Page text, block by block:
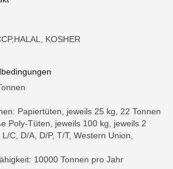
KOSHER
Papiertüten, jeweils 25 kg, 22 Tonnen
Poly-Tüten, jeweils 100 kg, jeweils 2
C, D/A, D/P, T/T, Western Union,
10000 Tonnen pro Jahr